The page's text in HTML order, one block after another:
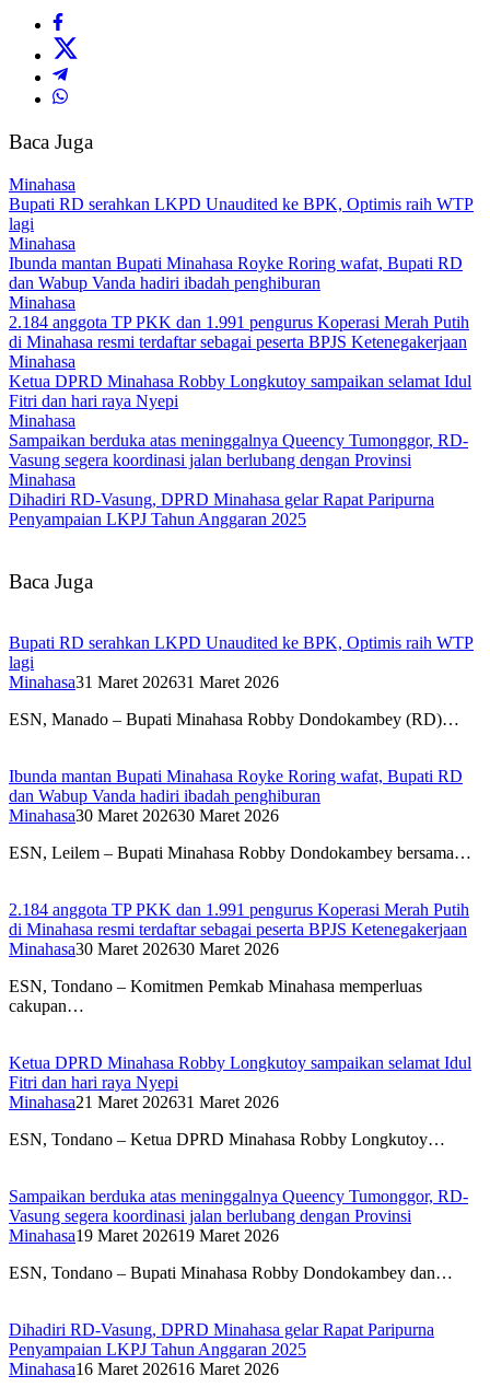
Baca Juga
Minahasa
Bupati RD serahkan LKPD Unaudited ke BPK, Optimis raih WTP
lagi
Minahasa
Ibunda mantan Bupati Minahasa Royke Roring wafat, Bupati RD
dan Wabup Vanda hadiri ibadah penghiburan
Minahasa
2.184 anggota TP PKK dan 1.991 pengurus Koperasi Merah Putih
di Minahasa resmi terdaftar sebagai peserta BPJS Ketenegakerjaan
Minahasa
Ketua DPRD Minahasa Robby Longkutoy sampaikan selamat Idul
Fitri dan hari raya Nyepi
Minahasa
Sampaikan berduka atas meninggalnya Queency Tumonggor, RD-
Vasung segera koordinasi jalan berlubang dengan Provinsi
Minahasa
Dihadiri RD-Vasung, DPRD Minahasa gelar Rapat Paripurna
Penyampaian LKPJ Tahun Anggaran 2025
Baca Juga
Bupati RD serahkan LKPD Unaudited ke BPK, Optimis raih WTP
lagi
Minahasa31 Maret 202631 Maret 2026
ESN, Manado – Bupati Minahasa Robby Dondokambey (RD)…
Ibunda mantan Bupati Minahasa Royke Roring wafat, Bupati RD
dan Wabup Vanda hadiri ibadah penghiburan
Minahasa30 Maret 202630 Maret 2026
ESN, Leilem – Bupati Minahasa Robby Dondokambey bersama…
2.184 anggota TP PKK dan 1.991 pengurus Koperasi Merah Putih
di Minahasa resmi terdaftar sebagai peserta BPJS Ketenegakerjaan
Minahasa30 Maret 202630 Maret 2026
ESN, Tondano – Komitmen Pemkab Minahasa memperluas
cakupan…
Ketua DPRD Minahasa Robby Longkutoy sampaikan selamat Idul
Fitri dan hari raya Nyepi
Minahasa21 Maret 202631 Maret 2026
ESN, Tondano – Ketua DPRD Minahasa Robby Longkutoy…
Sampaikan berduka atas meninggalnya Queency Tumonggor, RD-
Vasung segera koordinasi jalan berlubang dengan Provinsi
Minahasa19 Maret 202619 Maret 2026
ESN, Tondano – Bupati Minahasa Robby Dondokambey dan…
Dihadiri RD-Vasung, DPRD Minahasa gelar Rapat Paripurna
Penyampaian LKPJ Tahun Anggaran 2025
Minahasa16 Maret 202616 Maret 2026